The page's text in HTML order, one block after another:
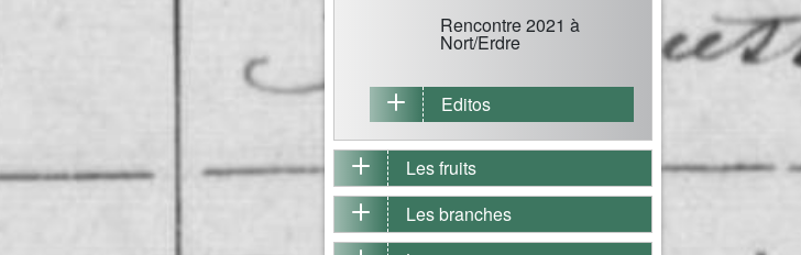
Rencontre 2021 à
Nort/Erdre
Editos
Les fruits
Les branches